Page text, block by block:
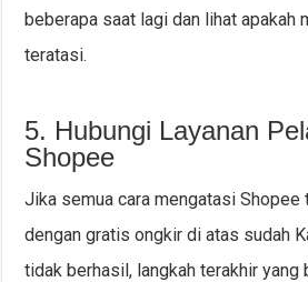
beberapa saat lagi dan lihat apakah
teratasi.
5. Hubungi Layanan
Shopee
Jika semua cara mengatasi
dengan gratis ongkir di atas sudah
tidak berhasil, langkah terakhir yang